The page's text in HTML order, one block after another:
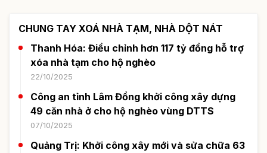
CHUNG TAY XOÁ NHÀ TẠM, NHÀ DỘT NÁT
Thanh Hóa: Điều chỉnh hơn 117 tỷ đồng hỗ trợ
xóa nhà tạm cho hộ nghèo
22/10/2025
Công an tỉnh Lâm Đồng khởi công xây dựng
49 căn nhà ở cho hộ nghèo vùng DTTS
07/10/2025
Quảng Trị: Khởi công xây mới và sửa chữa 63